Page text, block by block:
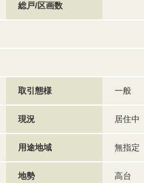
総戸/区画数
取引態様 一般
現況 居住中
用途地域 無指定
地勢 高台